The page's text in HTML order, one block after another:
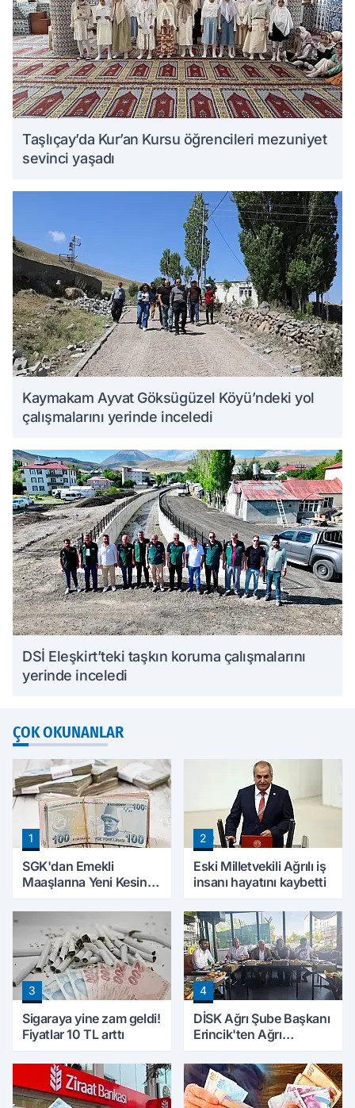
Taşlıçay’da Kur’an Kursu öğrencileri mezuniyet
sevinci yaşadı
Kaymakam Ayvat Göksügüzel Köyü’ndeki yol
çalışmalarını yerinde inceledi
DSİ Eleşkirt’teki taşkın koruma çalışmalarını
yerinde inceledi
ÇOK OKUNANLAR
1
SGK'dan Emekli
Maaşlarına Yeni Kesinti
Borçları Aylıklardan
Tahsil Edilecek
2
Eski Milletvekili Ağrılı iş
insanı hayatını kaybetti
3
Sigaraya yine zam geldi!
Fiyatlar 10 TL arttı
4
DİSK Ağrı Şube Başkanı
Erincik'ten Ağrı